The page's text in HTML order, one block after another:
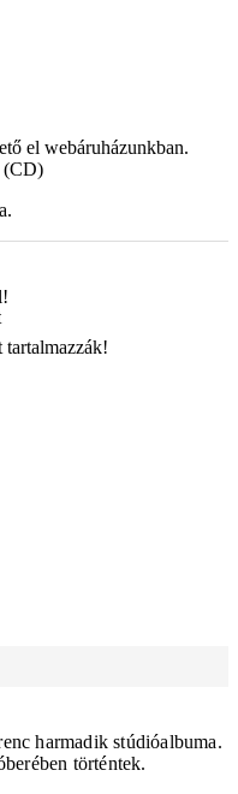
el webáruházunkban.
(CD)
harmadik stúdióalbuma.
történtek.